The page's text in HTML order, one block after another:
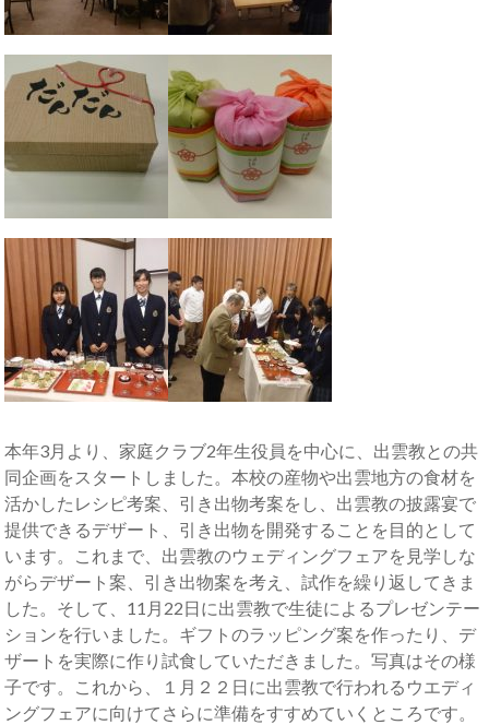
本年3月より、家庭クラブ2年生役員を中心に、出雲教との共
同企画をスタートしました。本校の産物や出雲地方の食材を
活かしたレシピ考案、引き出物考案をし、出雲教の披露宴で
提供できるデザート、引き出物を開発することを目的として
います。これまで、出雲教のウェディングフェアを見学しな
がらデザート案、引き出物案を考え、試作を繰り返してきま
した。そして、11月22日に出雲教で生徒によるプレゼンテー
ションを行いました。ギフトのラッピング案を作ったり、デ
ザートを実際に作り試食していただきました。写真はその様
子です。これから、１月２２日に出雲教で行われるウエディ
ングフェアに向けてさらに準備をすすめていくところです。